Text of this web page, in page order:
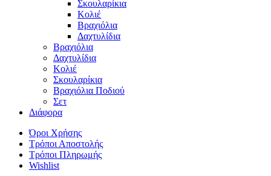
Σκουλαρίκια
Κολιέ
Βραχιόλια
Δαχτυλίδια
Βραχιόλια
Δαχτυλίδια
Κολιέ
Σκουλαρίκια
Βραχιόλια Ποδιού
Σετ
Διάφορα
Όροι Χρήσης
Τρόποι Αποστολής
Τρόποι Πληρωμής
Wishlist